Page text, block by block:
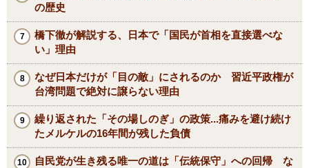
の歴史
橋下徹が解説する、日本で「国民が首相を直接選べな
い」理由
なぜ日本だけが「目の敵」にされるのか 習近平政権が
台湾問題で絶対に譲らない理由
繰り返された「その場しのぎ」の政策...痛みを避け続け
たメルケルの16年間が残した負債
自民党が生き残る唯一の道は「伝統保守」への回帰 な